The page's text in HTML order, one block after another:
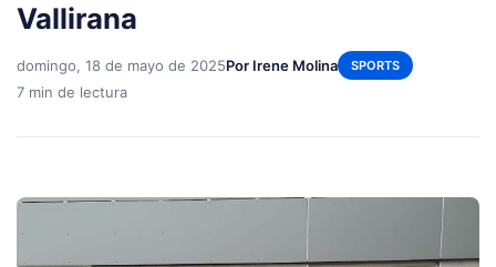
Vallirana
domingo, 18 de mayo de 2025Por Irene Molina SPORTS
7 min de lectura